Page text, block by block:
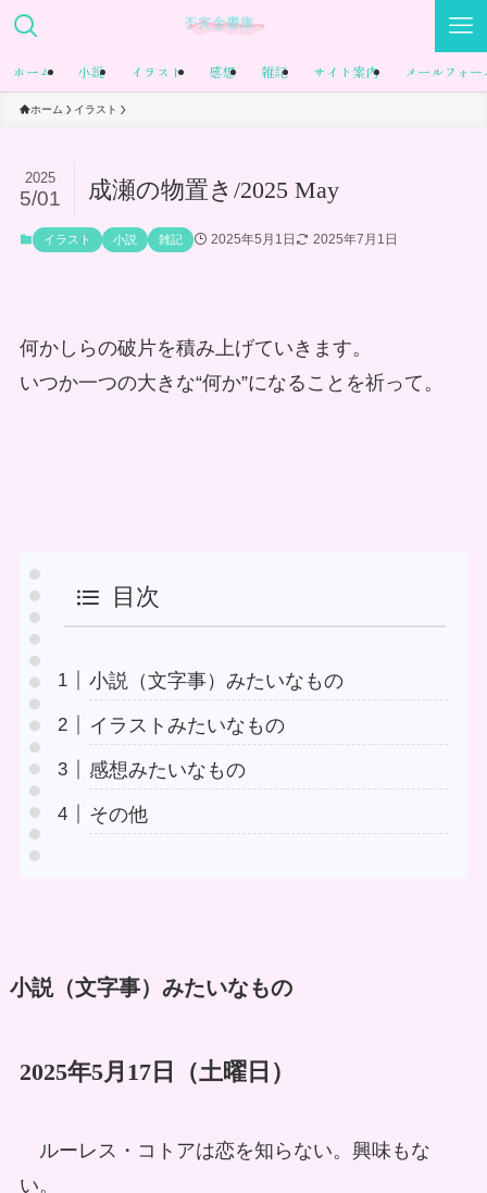
ホーム 小説 イラスト 感想 雑記 サイト案内 メールフォー
ホーム イラスト
成瀬の物置き/2025 May
2025
5/01
イラスト 小説 雑記 2025年5月1日 2025年7月1日
何かしらの破片を積み上げていきます。
いつか一つの大きな“何か”になることを祈って。
目次
小説（文字事）みたいなもの
イラストみたいなもの
感想みたいなもの
その他
小説（文字事）みたいなもの
2025年5月17日（土曜日）
ルーレス・コトアは恋を知らない。興味もな
い。